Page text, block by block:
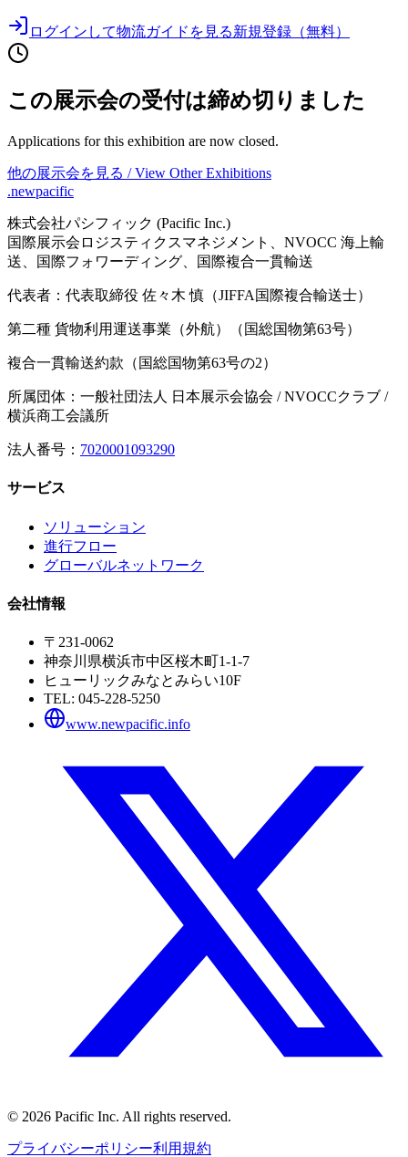
ログインして物流ガイドを見る新規登録（無料）
この展示会の受付は締め切りました
Applications for this exhibition are now closed.
他の展示会を見る / View Other Exhibitions
.newpacific
株式会社パシフィック (Pacific Inc.)
国際展示会ロジスティクスマネジメント、NVOCC 海上輸
送、国際フォワーディング、国際複合一貫輸送
代表者：代表取締役 佐々木 慎（JIFFA国際複合輸送士）
第二種 貨物利用運送事業（外航）（国総国物第63号）
複合一貫輸送約款（国総国物第63号の2）
所属団体：一般社団法人 日本展示会協会 / NVOCCクラブ /
横浜商工会議所
法人番号： 7020001093290
サービス
ソリューション
進行フロー
グローバルネットワーク
会社情報
〒231-0062
神奈川県横浜市中区桜木町1-1-7
ヒューリックみなとみらい10F
TEL: 045-228-5250
www.newpacific.info
© 2026 Pacific Inc. All rights reserved.
プライバシーポリシー利用規約